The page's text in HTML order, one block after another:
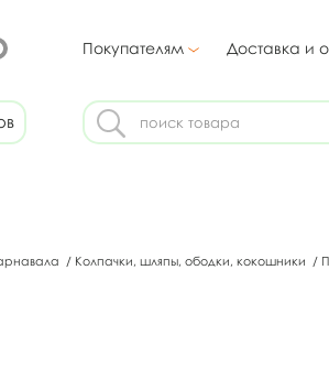
Покупателям Доставка и
/ Колпачки, шляпы, ободки, кокошники /